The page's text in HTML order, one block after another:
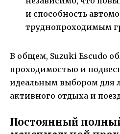
и способность
труднопроходимым
В общем, Suzuki Escudo
проходимостью и
идеальным выбором для
активного отдыха и
Постоянный